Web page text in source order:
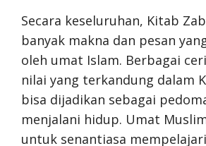
Secara keseluruhan, Kitab
banyak makna dan pesan
oleh umat Islam. Berbagai
nilai yang terkandung dalam
bisa dijadikan sebagai
menjalani hidup. Umat
untuk senantiasa